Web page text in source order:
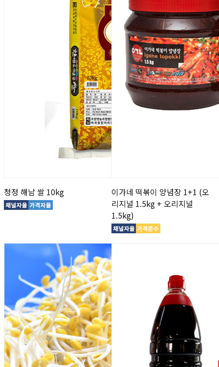
청정 해남 쌀 10kg
이가네 떡볶이 양념장 1+1 (오
리지널 1.5kg + 오리지널
1.5kg)